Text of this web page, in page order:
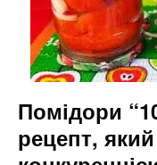
Помідори
рецепт,